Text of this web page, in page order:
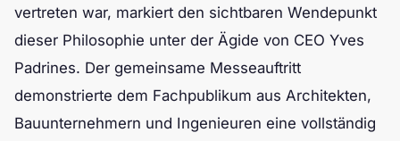
vertreten war, markiert den sichtbaren Wendepunkt
dieser Philosophie unter der Ägide von CEO Yves
Padrines. Der gemeinsame Messeauftritt
demonstrierte dem Fachpublikum aus Architekten,
Bauunternehmern und Ingenieuren eine vollständig